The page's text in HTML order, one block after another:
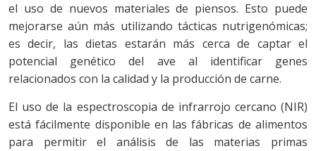
el uso de nuevos materiales de piensos. Esto puede
mejorarse aún más utilizando tácticas nutrigenómicas;
es decir, las dietas estarán más cerca de captar el
potencial genético del ave al identificar genes
relacionados con la calidad y la producción de carne.
El uso de la espectroscopia de infrarrojo cercano (NIR)
está fácilmente disponible en las fábricas de alimentos
para permitir el análisis de las materias primas